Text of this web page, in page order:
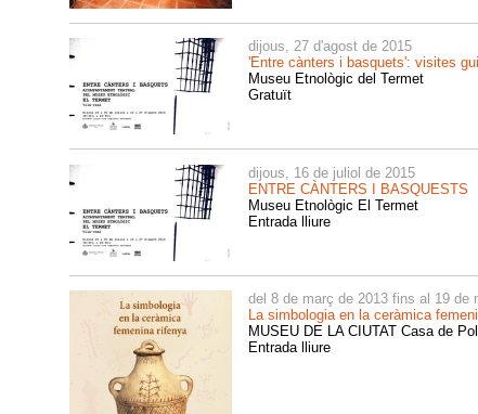
dijous, 27 d'agost de 2015
'Entre cànters i basquets': visites
Museu Etnològic del Termet
Gratuït
dijous, 16 de juliol de 2015
ENTRE CÀNTERS I BASQUESTS
Museu Etnològic El Termet
Entrada lliure
del 8 de març de 2013 fins al 19 de
La simbologia en la ceràmica
MUSEU DE LA CIUTAT Casa de
Entrada lliure